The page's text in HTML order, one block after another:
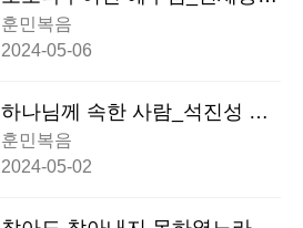
목사
훈민복음
2024-05-06
하나님께 속한 사람_석진성 목
사
훈민복음
2024-05-02